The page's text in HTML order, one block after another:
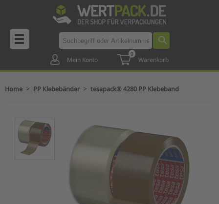
Mein Konto
0
Warenkorb
Home > PP Klebebänder > tesapack® 4280 PP Klebeband